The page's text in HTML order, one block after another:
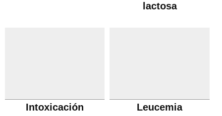
lactosa
Intoxicación Leucemia